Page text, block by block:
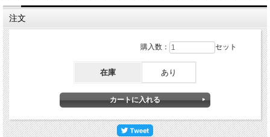
注文
購入数： セット
在庫 あり